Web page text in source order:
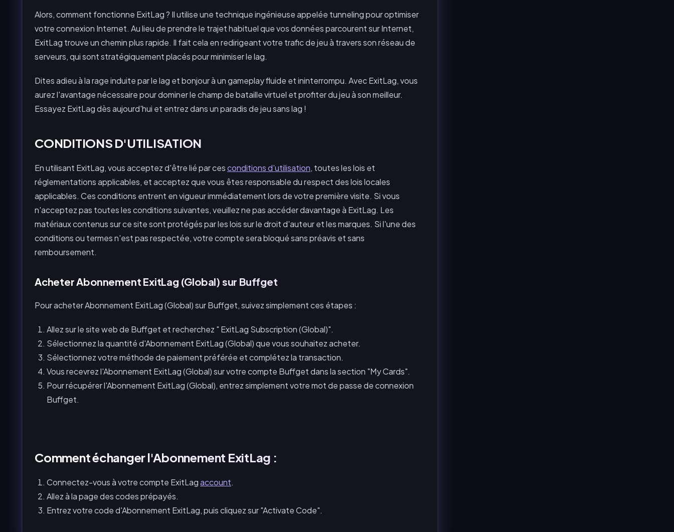
Alors, comment fonctionne ExitLag ? Il utilise une technique ingénieuse appelée tunneling pour optimiser
votre connexion Internet. Au lieu de prendre le trajet habituel que vos données parcourent sur Internet,
ExitLag trouve un chemin plus rapide. Il fait cela en redirigeant votre trafic de jeu à travers son réseau de
serveurs, qui sont stratégiquement placés pour minimiser le lag.
Dites adieu à la rage induite par le lag et bonjour à un gameplay fluide et ininterrompu. Avec ExitLag, vous
aurez l'avantage nécessaire pour dominer le champ de bataille virtuel et profiter du jeu à son meilleur.
Essayez ExitLag dès aujourd'hui et entrez dans un paradis de jeu sans lag !
CONDITIONS D'UTILISATION
En utilisant ExitLag, vous acceptez d'être lié par cesconditions d'utilisation, toutes les lois et
réglementations applicables, et acceptez que vous êtes responsable du respect des lois locales
applicables. Ces conditions entrent en vigueur immédiatement lors de votre première visite. Si vous
n'acceptez pas toutes les conditions suivantes, veuillez ne pas accéder davantage à ExitLag. Les
matériaux contenus sur ce site sont protégés par les lois sur le droit d'auteur et les marques. Si l'une des
conditions ou termes n'est pas respectée, votre compte sera bloqué sans préavis et sans
remboursement.
Acheter Abonnement ExitLag (Global) sur Buffget
Pour acheter Abonnement ExitLag (Global) sur Buffget, suivez simplement ces étapes :
Allez sur le site web de Buffget et recherchez " ExitLag Subscription (Global)".
Sélectionnez la quantité d'Abonnement ExitLag (Global) que vous souhaitez acheter.
Sélectionnez votre méthode de paiement préférée et complétez la transaction.
Vous recevrez l'Abonnement ExitLag (Global) sur votre compte Buffget dans la section "My Cards".
Pour récupérer l'Abonnement ExitLag (Global), entrez simplement votre mot de passe de connexion
Buffget.
Comment échanger l'Abonnement ExitLag :
Connectez-vous à votre compte ExitLagaccount.
Allez à la page des codes prépayés.
Entrez votre code d'Abonnement ExitLag, puis cliquez sur "Activate Code".